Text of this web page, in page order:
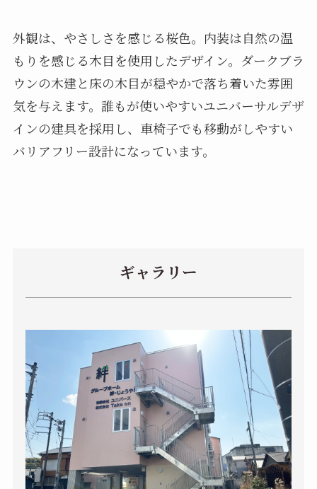
外観は、やさしさを感じる桜色。内装は自然の温
もりを感じる木目を使用したデザイン。ダークブラ
ウンの木建と床の木目が穏やかで落ち着いた雰囲
気を与えます。誰もが使いやすいユニバーサルデザ
インの建具を採用し、車椅子でも移動がしやすい
バリアフリー設計になっています。
ギャラリー